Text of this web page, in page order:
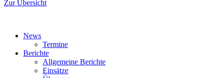
Zur Übersicht
News
Termine
Berichte
Allgemeine Berichte
Einsätze